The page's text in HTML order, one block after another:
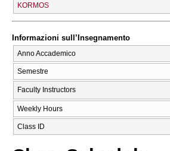
KORMOS
Informazioni sull’Insegnamento
Anno Accademico
Semestre
Faculty Instructors
Weekly Hours
Class ID